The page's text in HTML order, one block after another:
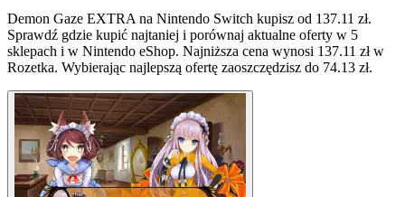
Demon Gaze EXTRA na Nintendo Switch kupisz od 137.11 zł.
Sprawdź gdzie kupić najtaniej i porównaj aktualne oferty w 5
sklepach i w Nintendo eShop. Najniższa cena wynosi 137.11 zł w
Rozetka. Wybierając najlepszą ofertę zaoszczędzisz do 74.13 zł.